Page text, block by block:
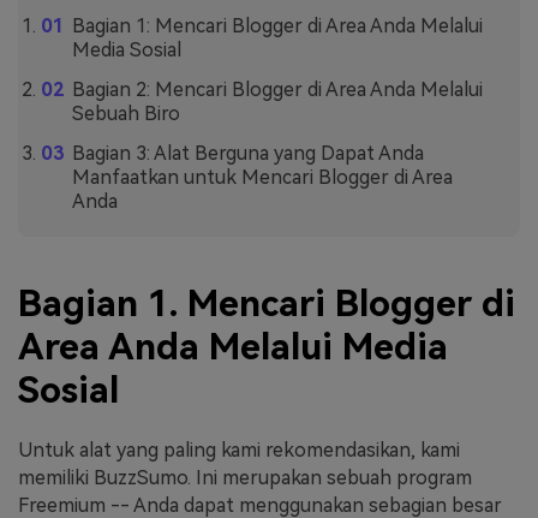
Bagian 1: Mencari Blogger di Area Anda Melalui
Media Sosial
Bagian 2: Mencari Blogger di Area Anda Melalui
Sebuah Biro
Bagian 3: Alat Berguna yang Dapat Anda
Manfaatkan untuk Mencari Blogger di Area
Anda
Bagian 1. Mencari Blogger di
Area Anda Melalui Media
Sosial
Untuk alat yang paling kami rekomendasikan, kami
memiliki BuzzSumo. Ini merupakan sebuah program
Freemium -- Anda dapat menggunakan sebagian besar